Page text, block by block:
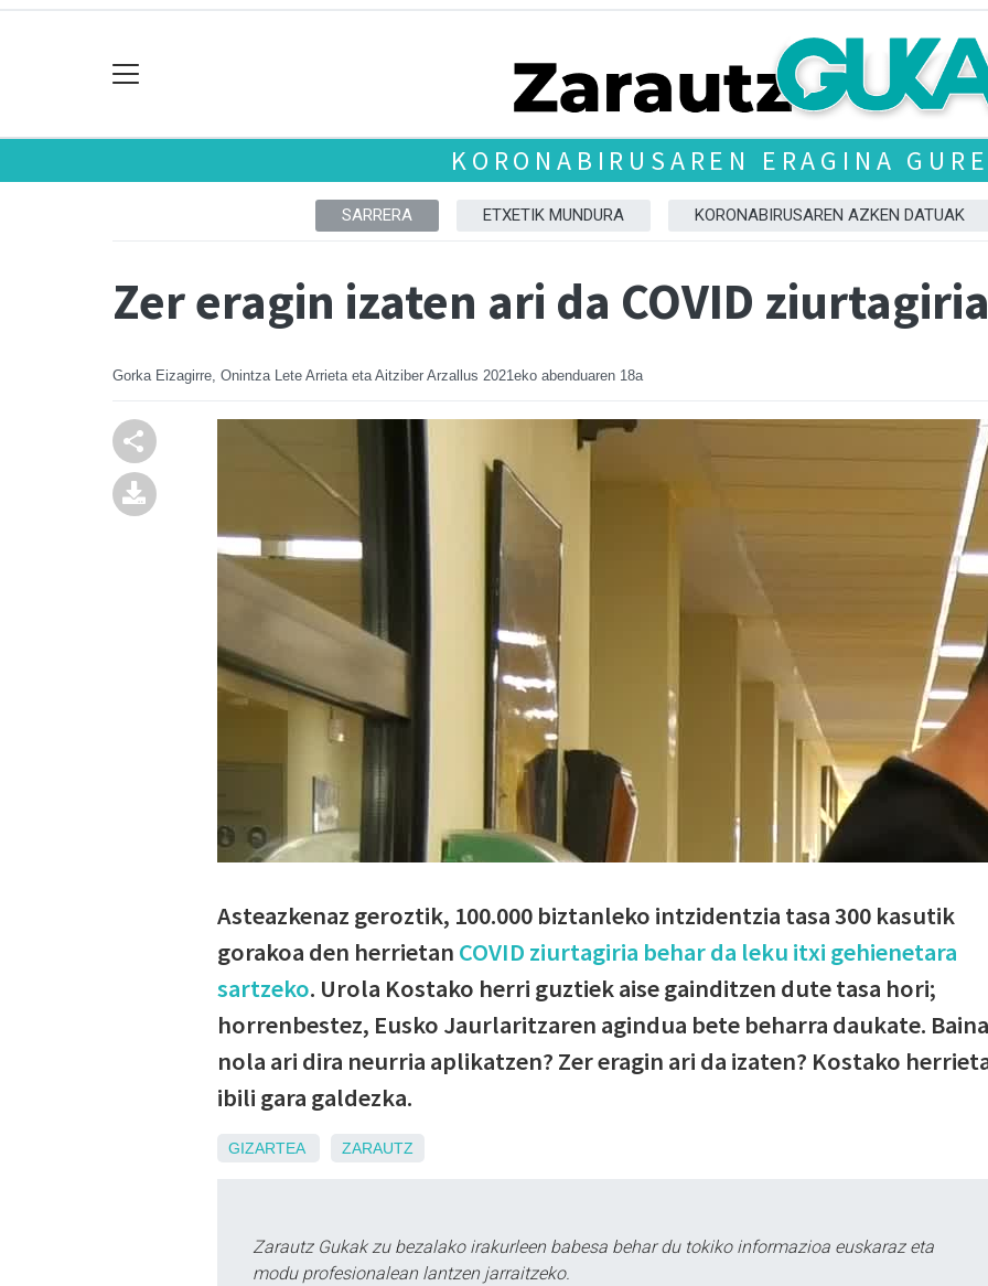
KORONABIRUSAREN ERAGINA
SARRERA ETXETIK MUNDURA KORONABIRUSAREN AZKEN DATUAK
Zer eragin izaten ari da COVID
Gorka Eizagirre, Onintza Lete Arrieta eta Aitziber Arzallus 2021eko abenduaren 18a
Asteazkenaz geroztik, 100.000 biztanleko intzidentzia tasa 300 kasutik
gorakoa den herrietan COVID ziurtagiria behar da leku itxi gehienetara
sartzeko. Urola Kostako herri guztiek aise gainditzen dute tasa hori;
horrenbestez, Eusko Jaurlaritzaren agindua bete beharra daukate. Baina
nola ari dira neurria aplikatzen? Zer eragin ari da izaten? Kostako
ibili gara galdezka.
GIZARTEA ZARAUTZ
Zarautz Gukak zu bezalako irakurleen babesa behar du tokiko informazioa euskaraz eta
modu profesionalean lantzen jarraitzeko.